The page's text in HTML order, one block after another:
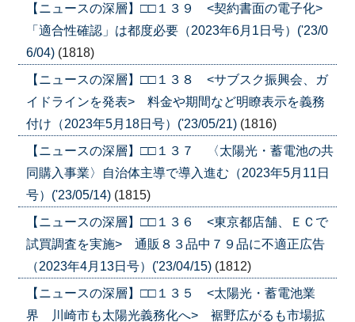
【ニュースの深層】□□１３９ <契約書面の電子化>
「適合性確認」は都度必要（2023年6月1日号）('23/0
6/04) (1818)
【ニュースの深層】□□１３８ <サブスク振興会、ガ
イドラインを発表> 料金や期間など明瞭表示を義務
付け（2023年5月18日号）('23/05/21) (1816)
【ニュースの深層】□□１３７ 〈太陽光・蓄電池の共
同購入事業〉自治体主導で導入進む（2023年5月11日
号）('23/05/14) (1815)
【ニュースの深層】□□１３６ <東京都店舗、ＥＣで
試買調査を実施> 通販８３品中７９品に不適正広告
（2023年4月13日号）('23/04/15) (1812)
【ニュースの深層】□□１３５ <太陽光・蓄電池業
界 川崎市も太陽光義務化へ> 裾野広がるも市場拡